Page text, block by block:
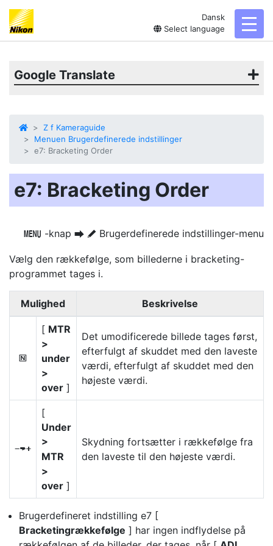
Dansk
Select language
Google Translate
Z f Kameraguide
Menuen Brugerdefinerede indstillinger
e7: Bracketing Order
e7: Bracketing Order
G -knap U A Brugerdefinerede indstillinger-menu
Vælg den rækkefølge, som billederne i bracketing-
programmet tages i.
Mulighed Beskrivelse
H
[ MTR
>
under
>
over ]
Det umodificerede billede tages først,
efterfulgt af skuddet med den laveste
værdi, efterfulgt af skuddet med den
højeste værdi.
I
[
Under
>
MTR
>
over ]
Skydning fortsætter i rækkefølge fra
den laveste til den højeste værdi.
Brugerdefineret indstilling e7 [
Bracketingrækkefølge ] har ingen indflydelse på